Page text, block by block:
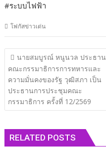
#ระบบไฟฟ้า
โฟกัสข่าวเด่น
แนะแนว
เรื่อง
นายสมบูรณ์ หนูนวล ประธาน
คณะกรรมาธิการการทหารและ
ความมั่นคงของรัฐ วุฒิสภา เป็น
ประธานการประชุมคณะ
กรรมาธิการ ครั้งที่ 12/2569
RELATED POSTS